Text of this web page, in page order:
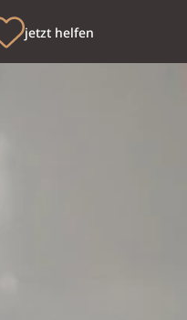
jetzt helfen